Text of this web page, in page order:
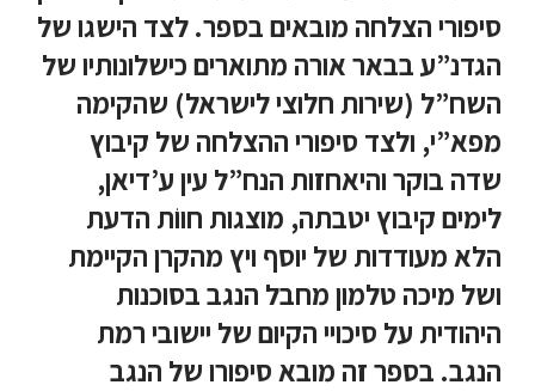
סיפורי הצלחה מובאים בספר. לצד הישגו של
הגדנ”ע בבאר אורה מתוארים כישלונותיו של
השח”ל (שירות חלוצי לישראל) שהקימה
מפא”י, ולצד סיפורי ההצלחה של קיבוץ
שדה בוקר והיאחזות הנח”ל עין ע’דיאן,
לימים קיבוץ יטבתה, מוצגות חווֹת הדעת
הלא מעודדות של יוסף ויץ מהקרן הקיימת
ושל מיכה טלמון מחבל הנגב בסוכנות
היהודית על סיכויי הקיום של יישובי רמת
הנגב. בספר זה מובא סיפורו של הנגב